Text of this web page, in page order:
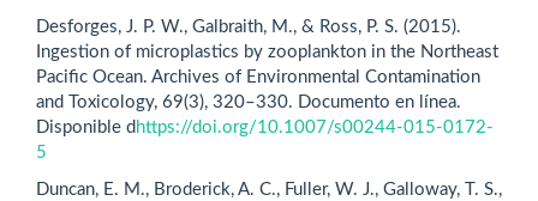
Desforges, J. P. W., Galbraith, M., & Ross, P. S. (2015).
Ingestion of microplastics by zooplankton in the Northeast
Pacific Ocean. Archives of Environmental Contamination
and Toxicology, 69(3), 320–330. Documento en línea.
Disponible d https://doi.org/10.1007/s00244-015-0172-
5
Duncan, E. M., Broderick, A. C., Fuller, W. J., Galloway, T. S.,